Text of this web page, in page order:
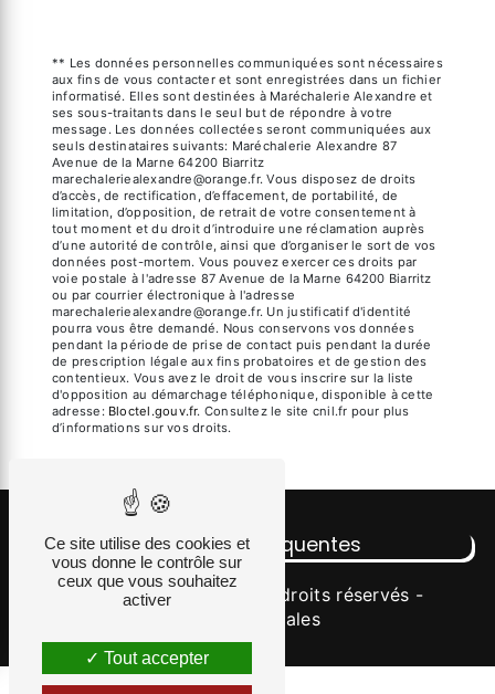
** Les données personnelles communiquées sont nécessaires
aux fins de vous contacter et sont enregistrées dans un fichier
informatisé. Elles sont destinées à Maréchalerie Alexandre et
ses sous-traitants dans le seul but de répondre à votre
message. Les données collectées seront communiquées aux
seuls destinataires suivants: Maréchalerie Alexandre 87
Avenue de la Marne 64200 Biarritz
marechaleriealexandre@orange.fr. Vous disposez de droits
d’accès, de rectification, d’effacement, de portabilité, de
limitation, d’opposition, de retrait de votre consentement à
tout moment et du droit d’introduire une réclamation auprès
d’une autorité de contrôle, ainsi que d’organiser le sort de vos
données post-mortem. Vous pouvez exercer ces droits par
voie postale à l'adresse 87 Avenue de la Marne 64200 Biarritz
ou par courrier électronique à l'adresse
marechaleriealexandre@orange.fr. Un justificatif d'identité
pourra vous être demandé. Nous conservons vos données
pendant la période de prise de contact puis pendant la durée
de prescription légale aux fins probatoires et de gestion des
contentieux. Vous avez le droit de vous inscrire sur la liste
d'opposition au démarchage téléphonique, disponible à cette
adresse:
Bloctel.gouv.fr. Consultez le site cnil.fr pour plus
d’informations sur vos droits.
Recherches fréquentes
©Vistalid- 2026 - Tous droits réservés -
Mentions légales
Ce site utilise des cookies et
vous donne le contrôle sur
ceux que vous souhaitez
activer
Tout accepter